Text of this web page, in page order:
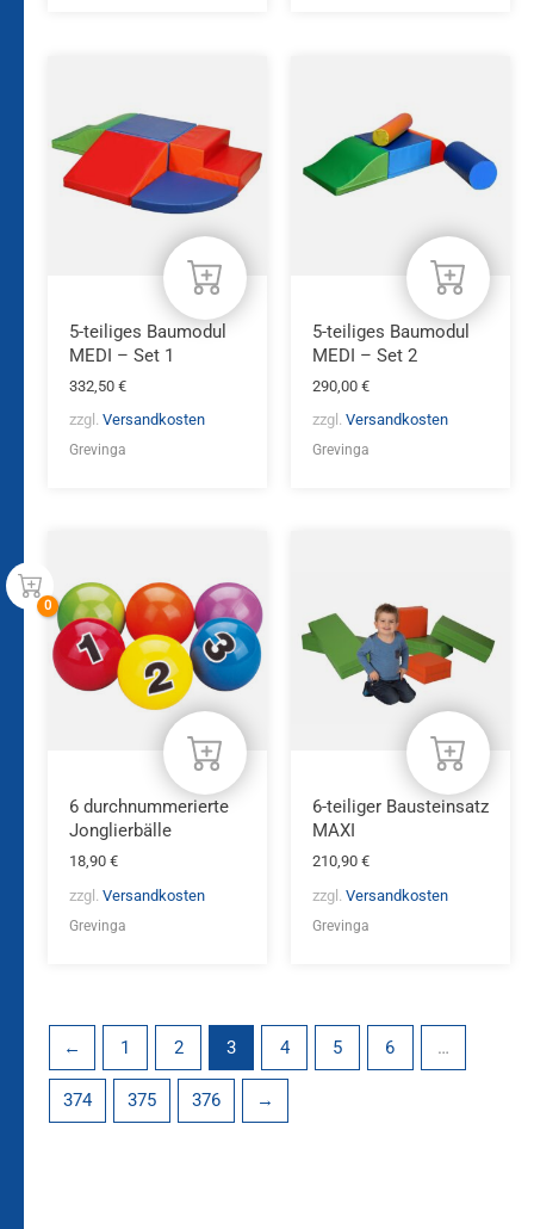
5-teiliges Baumodul
MEDI – Set 1
332,50 €
zzgl. Versandkosten
Grevinga
5-teiliges Baumodul
MEDI – Set 2
290,00 €
zzgl. Versandkosten
Grevinga
6 durchnummerierte
Jonglierbälle
18,90 €
zzgl. Versandkosten
Grevinga
6-teiliger Bausteinsatz
MAXI
210,90 €
zzgl. Versandkosten
Grevinga
← 1 2 3 4 5 6 …
374 375 376 →